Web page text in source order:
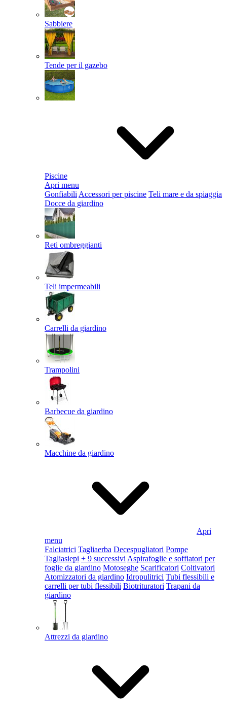
Sabbiere
Tende per il gazebo
Piscine
Apri menu
Gonfiabili Accessori per piscine Teli mare e da spiaggia
Docce da giardino
Reti ombreggianti
Teli impermeabili
Carrelli da giardino
Trampolini
Barbecue da giardino
Macchine da giardino
Apri
menu
Falciatrici Tagliaerba Decespugliatori Pompe
Tagliasiepi + 9 successivi Aspirafoglie e soffiatori per
foglie da giardino Motoseghe Scarificatori Coltivatori
Atomizzatori da giardino Idropulitrici Tubi flessibili e
carrelli per tubi flessibili Biotrituratori Trapani da
giardino
Attrezzi da giardino